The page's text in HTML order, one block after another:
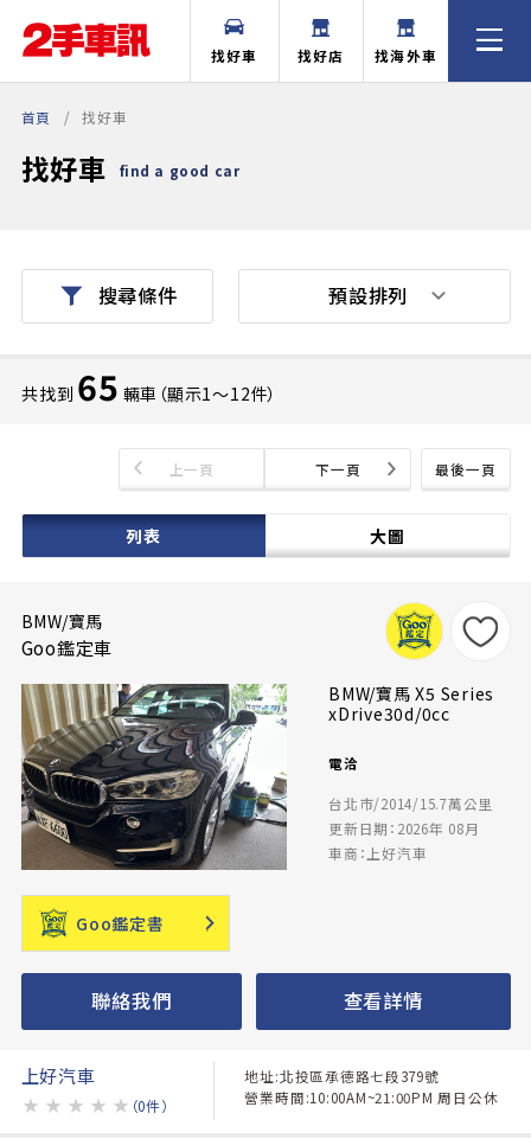
找好車 找好店 找海外車
首頁 找好車
找好車 find a good car
搜尋條件
共找到 65 輛車（顯示1〜12件）
最後一頁
上一頁 下一頁
列表 大圖
預設排列
BMW/寶馬
Goo鑑定車
BMW/寶馬 X5 Series
xDrive30d/0cc
電洽
台北市/2014/15.7萬公里
更新日期：2026年 08月
車商：上好汽車
Goo鑑定書
聯絡我們 查看詳情
上好汽車
★ ★ ★ ★ ★ （0件）
地址:北投區承德路七段379號
營業時間:10:00AM~21:00PM 周日公休